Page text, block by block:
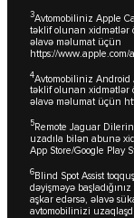
3Avtomobiliniz Apple
təklif olunan xidmətlər
əlavə məlumat üçün
https://
4Avtomobiliniz Android
təklif olunan xidmətlər
əlavə məlumat üçün
5Remote Jaguar
uzadıla bilən abunə
App Store/Google Play
6Blind Spot Assist
dəyişməyə
aşkar edərsə, əlavə
avtomobilinizi